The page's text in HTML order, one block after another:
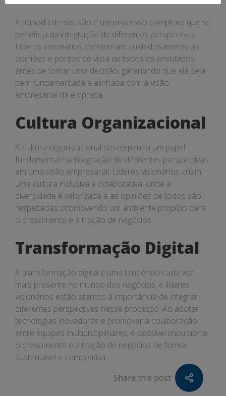
A tomada de decisão é um processo complexo que se
beneficia da integração de diferentes perspectivas.
Líderes visionários consideram cuidadosamente as
opiniões e pontos de vista de todos os envolvidos
antes de tomar uma decisão, garantindo que ela seja
bem fundamentada e alinhada com a visão
empresarial da empresa.
Cultura Organizacional
A cultura organizacional desempenha um papel
fundamental na integração de diferentes perspectivas
em uma visão empresarial. Líderes visionários criam
uma cultura inclusiva e colaborativa, onde a
diversidade é valorizada e as opiniões de todos são
respeitadas, promovendo um ambiente propício para
o crescimento e a tração de negócios.
Transformação Digital
A transformação digital é uma tendência cada vez
mais presente no mundo dos negócios, e líderes
visionários estão atentos à importância de integrar
diferentes perspectivas nesse processo. Ao adotar
tecnologias inovadoras e promover a colaboração
entre equipes multidisciplinares, é possível impulsionar
o crescimento e a tração de negócios de forma
sustentável e competitiva.
Share this post